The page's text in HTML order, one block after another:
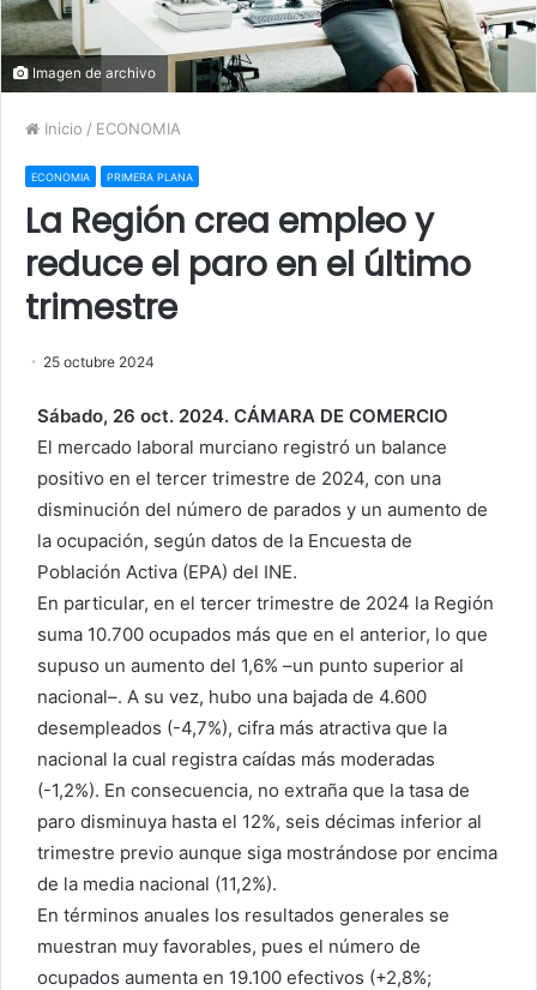
Imagen de archivo
Inicio / ECONOMIA
ECONOMIA PRIMERA PLANA
La Región crea empleo y
reduce el paro en el último
trimestre
25 octubre 2024
Sábado, 26 oct. 2024. CÁMARA DE COMERCIO
El mercado laboral murciano registró un balance
positivo en el tercer trimestre de 2024, con una
disminución del número de parados y un aumento de
la ocupación, según datos de la Encuesta de
Población Activa (EPA) del INE.
En particular, en el tercer trimestre de 2024 la Región
suma 10.700 ocupados más que en el anterior, lo que
supuso un aumento del 1,6% –un punto superior al
nacional–. A su vez, hubo una bajada de 4.600
desempleados (-4,7%), cifra más atractiva que la
nacional la cual registra caídas más moderadas
(-1,2%). En consecuencia, no extraña que la tasa de
paro disminuya hasta el 12%, seis décimas inferior al
trimestre previo aunque siga mostrándose por encima
de la media nacional (11,2%).
En términos anuales los resultados generales se
muestran muy favorables, pues el número de
ocupados aumenta en 19.100 efectivos (+2,8%;